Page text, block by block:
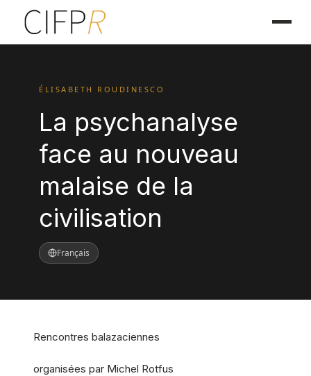
ÉLISABETH ROUDINESCO
La psychanalyse
face au nouveau
malaise de la
civilisation
Français
Rencontres balazaciennes
organisées par Michel Rotfus